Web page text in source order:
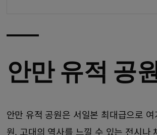
안만 유적 공
안만 유적 공원은 서일본 최대급으로
원. 고대의 역사를 느낄 수 있는 전시나